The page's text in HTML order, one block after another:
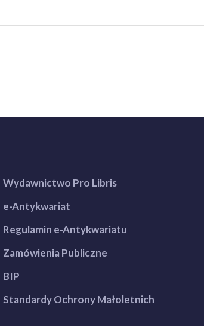
Wydawnictwo Pro Libris
e-Antykwariat
Regulamin e-Antykwariatu
Zamówienia Publiczne
BIP
Standardy Ochrony Małoletnich